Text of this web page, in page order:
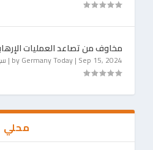
مخاوف من تصاعد العمليات
byGermany Today| Sep 15, 2024
|
محلي